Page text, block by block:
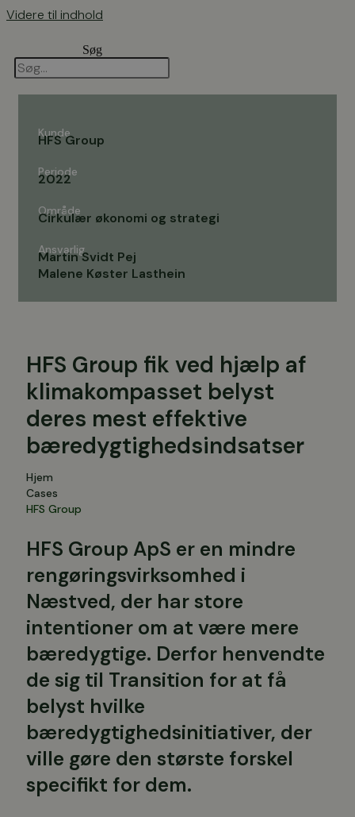
Videre til indhold
Søg
Kunde
HFS Group
Periode
2022
Område
Cirkulær økonomi og strategi
Ansvarlig
Martin Svidt Pej
Malene Køster Lasthein
HFS Group fik ved hjælp af
klimakompasset belyst
deres mest effektive
bæredygtighedsindsatser
Hjem
Cases
HFS Group
HFS Group ApS er en mindre
rengøringsvirksomhed i
Næstved, der har store
intentioner om at være mere
bæredygtige. Derfor henvendte
de sig til Transition for at få
belyst hvilke
bæredygtighedsinitiativer, der
ville gøre den største forskel
specifikt for dem.